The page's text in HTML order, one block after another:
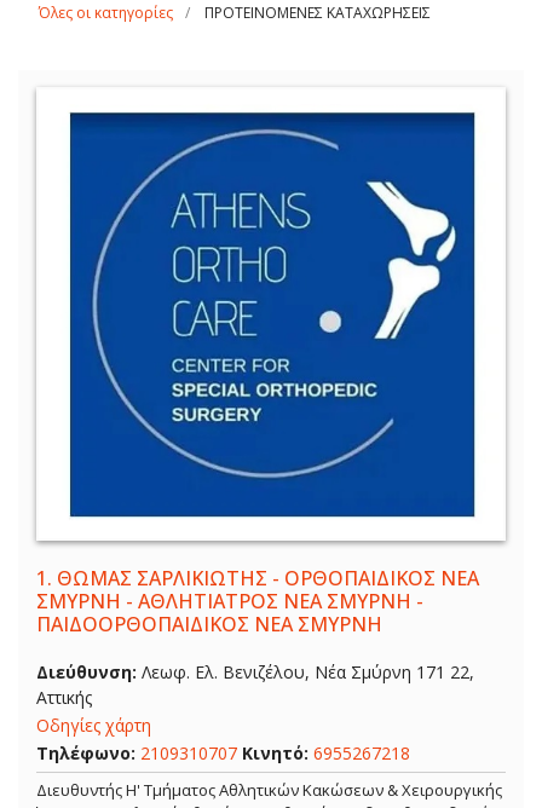
Όλες οι κατηγορίες ΠΡΟΤΕΙΝΟΜΕΝΕΣ ΚΑΤΑΧΩΡΗΣΕΙΣ
1. ΘΩΜΑΣ ΣΑΡΛΙΚΙΩΤΗΣ - ΟΡΘΟΠΑΙΔΙΚΟΣ ΝΕΑ
ΣΜΥΡΝΗ - ΑΘΛΗΤΙΑΤΡΟΣ ΝΕΑ ΣΜΥΡΝΗ -
ΠΑΙΔΟΟΡΘΟΠΑΙΔΙΚΟΣ ΝΕΑ ΣΜΥΡΝΗ
Διεύθυνση: Λεωφ. Ελ. Βενιζέλου, Νέα Σμύρνη 171 22,
Αττικής
Οδηγίες χάρτη
Τηλέφωνο: 2109310707 Κινητό: 6955267218
Διευθυντής Η' Τμήματος Αθλητικών Κακώσεων & Χειρουργικής